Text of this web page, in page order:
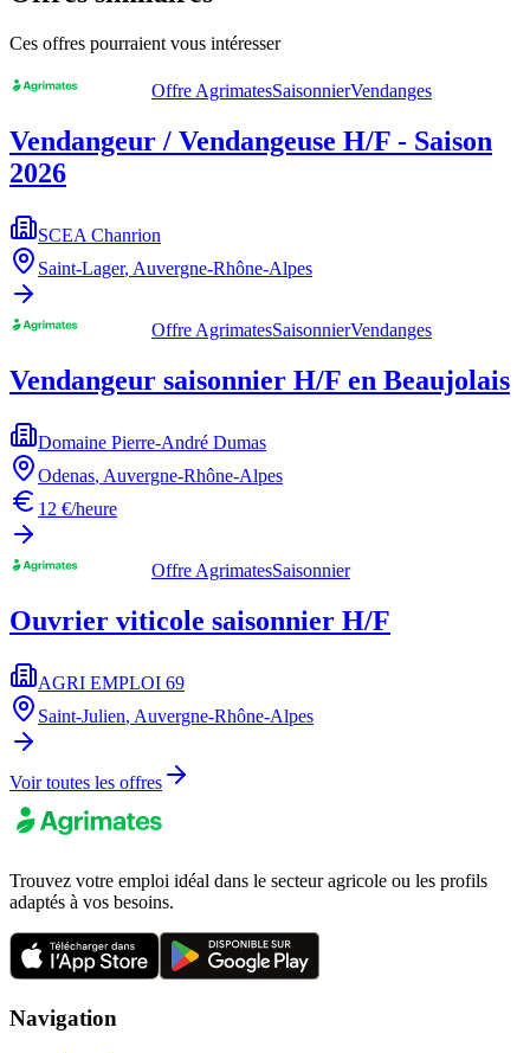
Ces offres pourraient vous intéresser
Offre AgrimatesSaisonnierVendanges
Vendangeur / Vendangeuse H/F - Saison
2026
SCEA Chanrion
Saint-Lager, Auvergne-Rhône-Alpes
Offre AgrimatesSaisonnierVendanges
Vendangeur saisonnier H/F en Beaujolais
Domaine Pierre-André Dumas
Odenas, Auvergne-Rhône-Alpes
12 €/heure
Offre AgrimatesSaisonnier
Ouvrier viticole saisonnier H/F
AGRI EMPLOI 69
Saint-Julien, Auvergne-Rhône-Alpes
Voir toutes les offres
Trouvez votre emploi idéal dans le secteur agricole ou les profils
adaptés à vos besoins.
Navigation